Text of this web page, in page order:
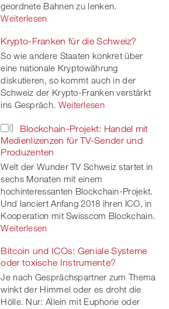
geordnete Bahnen zu lenken.
Weiterlesen
Krypto-Franken für die Schweiz?
So wie andere Staaten konkret über
eine nationale Kryptowährung
diskutieren, so kommt auch in der
Schweiz der Krypto-Franken verstärkt
ins Gespräch. Weiterlesen
Blockchain-Projekt: Handel mit
Medienlizenzen für TV-Sender und
Produzenten
Welt der Wunder TV Schweiz startet in
sechs Monaten mit einem
hochinteressanten Blockchain-Projekt.
Und lanciert Anfang 2018 ihren ICO, in
Kooperation mit Swisscom Blockchain.
Weiterlesen
Bitcoin und ICOs: Geniale Systeme
oder toxische Instrumente?
Je nach Gesprächspartner zum Thema
winkt der Himmel oder es droht die
Hölle. Nur: Allein mit Euphorie oder